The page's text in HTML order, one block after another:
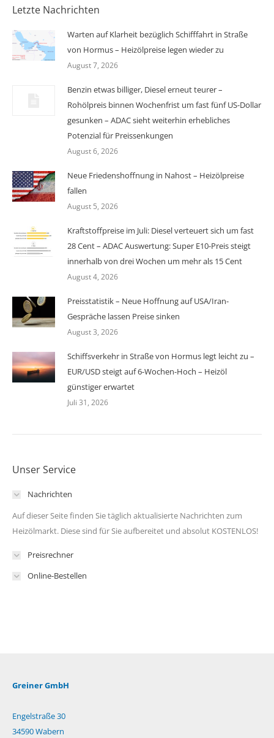
Letzte Nachrichten
Warten auf Klarheit bezüglich Schifffahrt in Straße
von Hormus – Heizölpreise legen wieder zu
August 7, 2026
Benzin etwas billiger, Diesel erneut teurer –
Rohölpreis binnen Wochenfrist um fast fünf US-Dollar
gesunken – ADAC sieht weiterhin erhebliches
Potenzial für Preissenkungen
August 6, 2026
Neue Friedenshoffnung in Nahost – Heizölpreise
fallen
August 5, 2026
Kraftstoffpreise im Juli: Diesel verteuert sich um fast
28 Cent – ADAC Auswertung: Super E10-Preis steigt
innerhalb von drei Wochen um mehr als 15 Cent
August 4, 2026
Preisstatistik – Neue Hoffnung auf USA/Iran-
Gespräche lassen Preise sinken
August 3, 2026
Schiffsverkehr in Straße von Hormus legt leicht zu –
EUR/USD steigt auf 6-Wochen-Hoch – Heizöl
günstiger erwartet
Juli 31, 2026
Unser Service
Nachrichten
Auf dieser Seite finden Sie täglich aktualisierte Nachrichten zum
Heizölmarkt. Diese sind für Sie aufbereitet und absolut KOSTENLOS!
Preisrechner
Online-Bestellen
Greiner GmbH
Engelstraße 30
34590 Wabern